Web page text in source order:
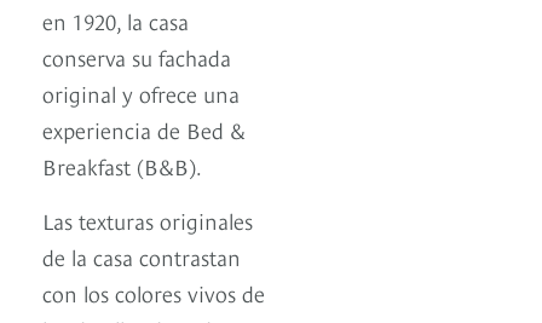
en 1920, la casa
conserva su fachada
original y ofrece una
experiencia de Bed &
Breakfast (B&B).
Las texturas originales
de la casa contrastan
con los colores vivos de